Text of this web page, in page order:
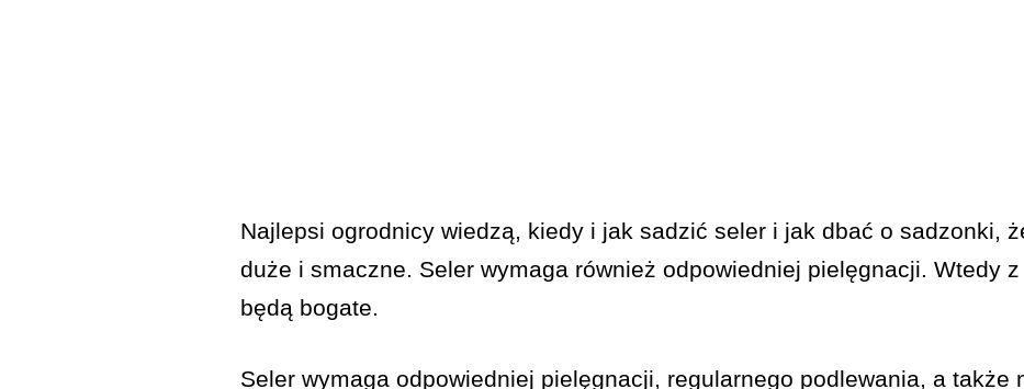
Najlepsi ogrodnicy wiedzą, kiedy i jak sadzić seler i jak dbać o sadzonki,
duże i smaczne. Seler wymaga również odpowiedniej pielęgnacji. Wtedy
będą bogate.
Seler wymaga odpowiedniej pielęgnacji, regularnego podlewania, a także